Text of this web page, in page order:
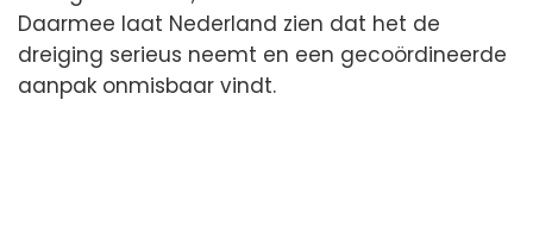
Daarmee laat Nederland zien dat het de
dreiging serieus neemt en een gecoördineerde
aanpak onmisbaar vindt.